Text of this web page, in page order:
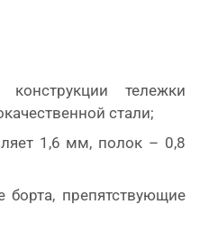
стали;